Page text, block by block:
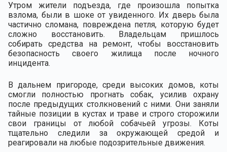
Утром жители подъезда, где произошла попытка
взлома, были в шоке от увиденного. Их дверь была
частично сломана, повреждена петля, которую будет
сложно восстановить. Владельцам пришлось
собирать средства на ремонт, чтобы восстановить
безопасность своего жилища после ночного
инцидента.
В дальнем пригороде, среди высоких домов, коты
смогли полностью прогнать собак, усилив охрану
после предыдущих столкновений с ними. Они заняли
тайные позиции в кустах и траве и строго сторожили
свои границы от любой собачьей угрозы. Коты
тщательно следили за окружающей средой и
реагировали на любые подозрительные движения.